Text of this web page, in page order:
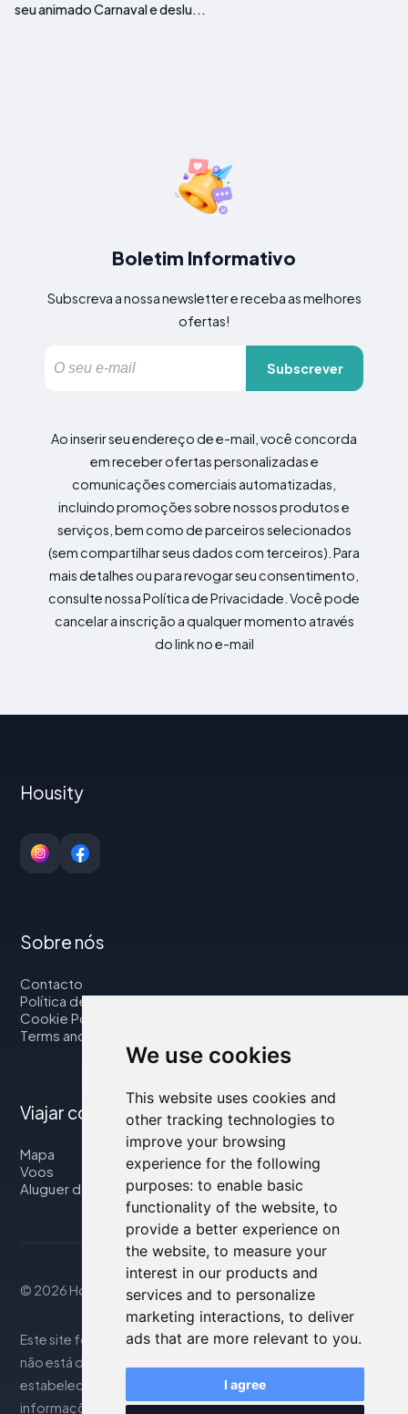
We use cookies
This website uses cookies and
other tracking technologies to
improve your browsing
experience for the following
purposes: to enable basic
functionality of the website, to
provide a better experience on
the website, to measure your
interest in our products and
services and to personalize
marketing interactions, to deliver
ads that are more relevant to you.
I agree
seu animado Carnaval e deslu...
Boletim Informativo
Subscreva a nossa newsletter e receba as melhores
ofertas!
Subscrever
Ao inserir seu endereço de e-mail, você concorda
em receber ofertas personalizadas e
comunicações comerciais automatizadas,
incluindo promoções sobre nossos produtos e
serviços, bem como de parceiros selecionados
(sem compartilhar seus dados com terceiros). Para
mais detalhes ou para revogar seu consentimento,
consulte nossa Política de Privacidade. Você pode
cancelar a inscrição a qualquer momento através
do link no e-mail
Housity
Sobre nós
Contacto
Política de privacidade
Cookie Policy
Terms and Conditions
Viajar connosco
Mapa
Voos
Aluguer de automóveis
© 2026 Housity.net
Este site fornece informações apenas para referência e
não está de forma alguma associado aos
estabelecimentos de hospedagem mencionados. As
informações exibidas podem ser imprecisas ou